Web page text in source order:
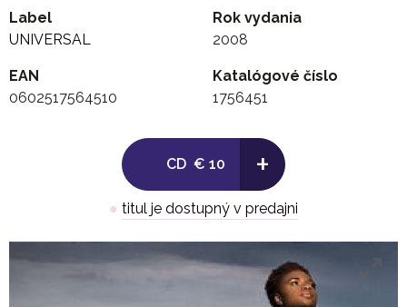
Label
UNIVERSAL
Rok vydania
2008
EAN
0602517564510
Katalógové číslo
1756451
CD € 10 +
● titul je dostupný v predajni